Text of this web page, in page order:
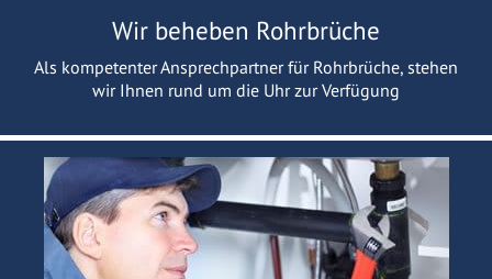
Wir beheben Rohrbrüche
Als kompetenter Ansprechpartner für Rohrbrüche, stehen
wir Ihnen rund um die Uhr zur Verfügung